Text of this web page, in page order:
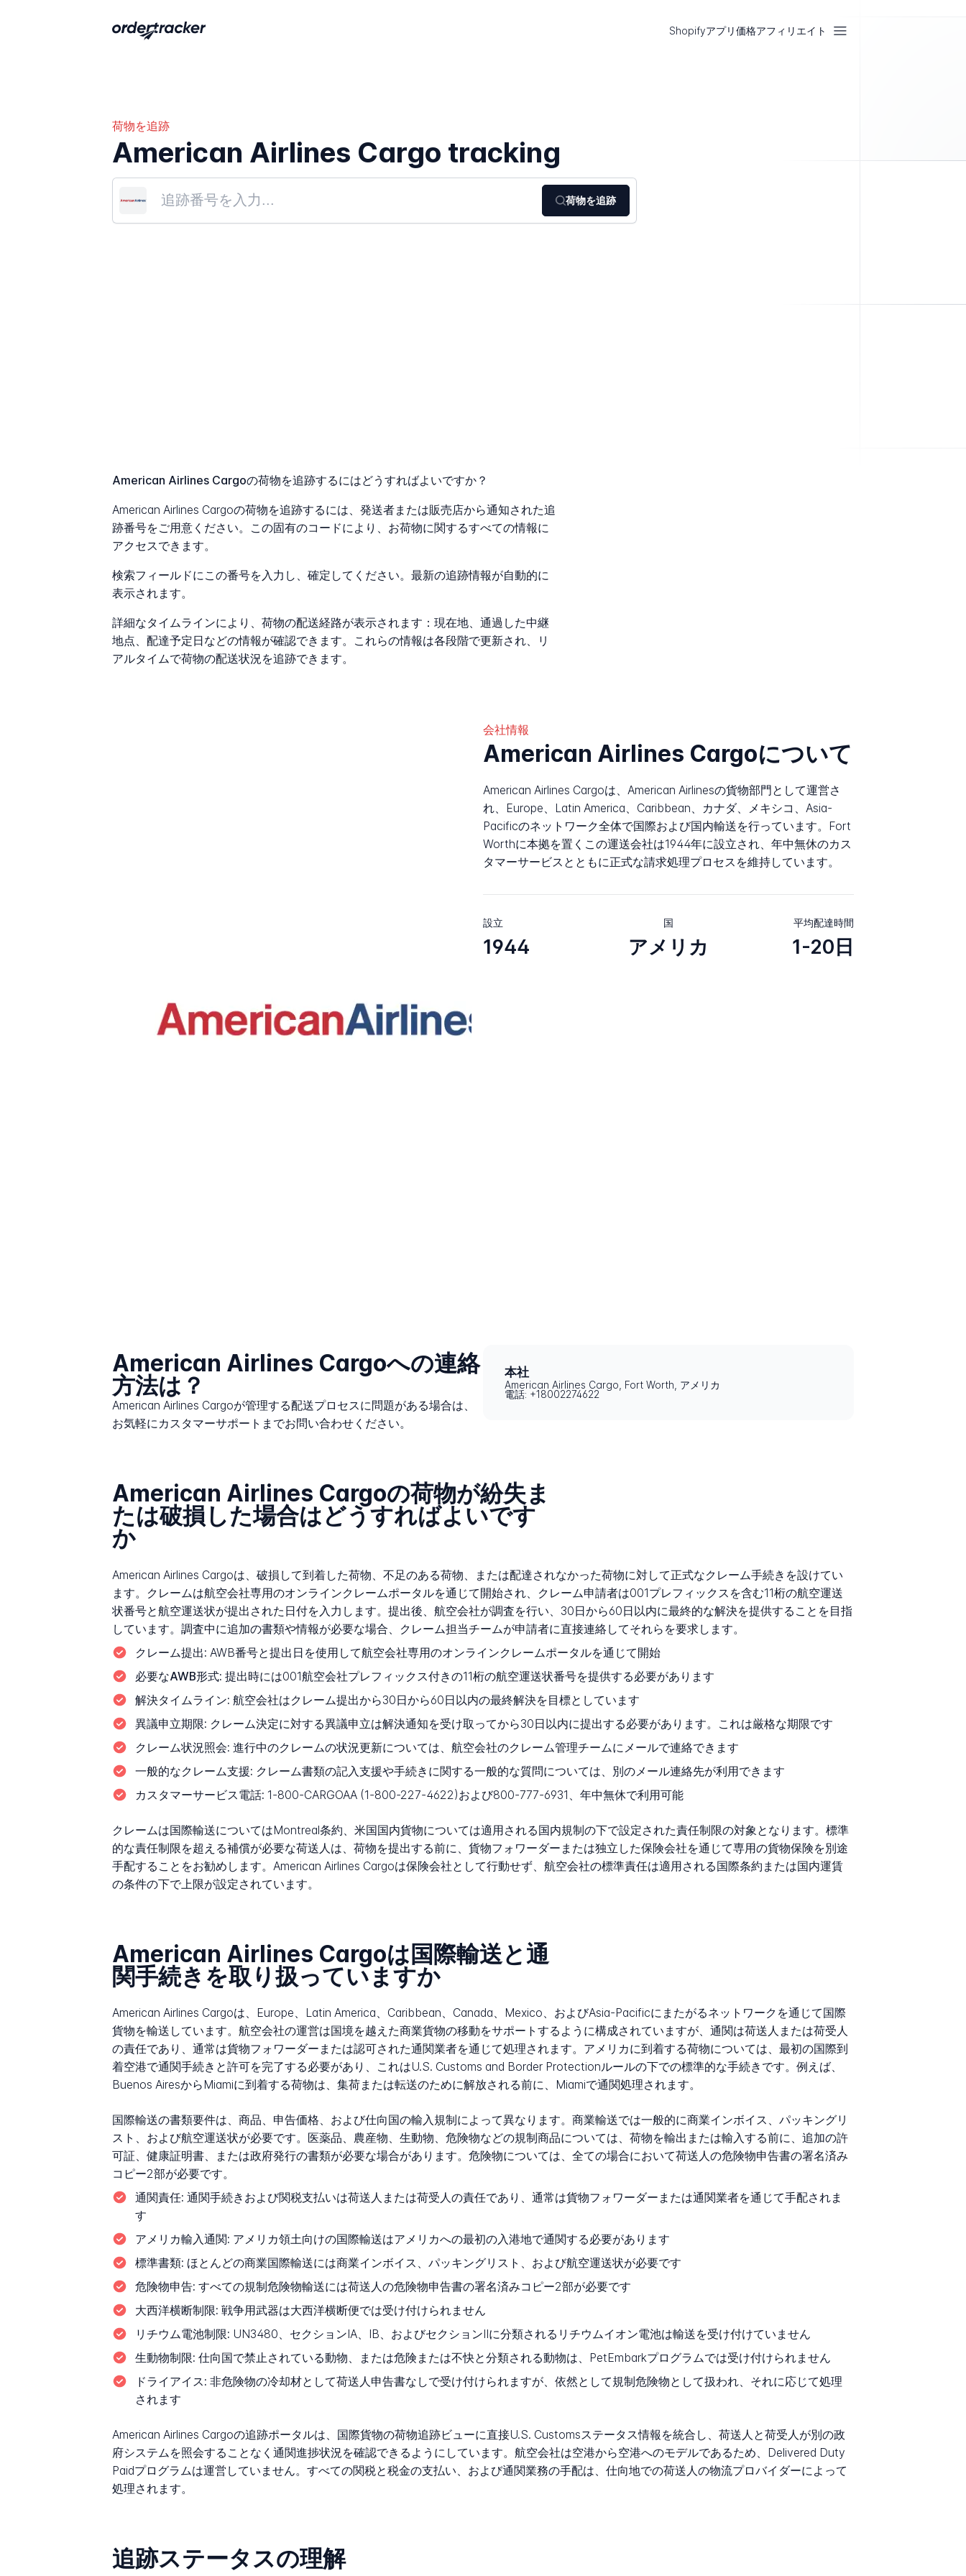
Shopifyアプリ価格アフィリエイト
荷物を追跡
American Airlines Cargo tracking
荷物を追跡
American Airlines Cargoの荷物を追跡するにはどうすればよいですか？
American Airlines Cargoの荷物を追跡するには、発送者または販売店から通知された追
跡番号をご用意ください。この固有のコードにより、お荷物に関するすべての情報に
アクセスできます。
検索フィールドにこの番号を入力し、確定してください。最新の追跡情報が自動的に
表示されます。
詳細なタイムラインにより、荷物の配送経路が表示されます：現在地、通過した中継
地点、配達予定日などの情報が確認できます。これらの情報は各段階で更新され、リ
アルタイムで荷物の配送状況を追跡できます。
会社情報
American Airlines Cargoについて
American Airlines Cargoは、American Airlinesの貨物部門として運営さ
れ、Europe、Latin America、Caribbean、カナダ、メキシコ、Asia-
Pacificのネットワーク全体で国際および国内輸送を行っています。Fort
Worthに本拠を置くこの運送会社は1944年に設立され、年中無休のカス
タマーサービスとともに正式な請求処理プロセスを維持しています。
設立
1944
国
アメリカ
平均配達時間
1-20日
American Airlines Cargoへの連絡
方法は？
American Airlines Cargoが管理する配送プロセスに問題がある場合は、
お気軽にカスタマーサポートまでお問い合わせください。
本社
American Airlines Cargo, Fort Worth, アメリカ
電話: +18002274622
American Airlines Cargoの荷物が紛失ま
たは破損した場合はどうすればよいです
か
American Airlines Cargoは、破損して到着した荷物、不足のある荷物、または配達されなかった荷物に対して正式なクレーム手続きを設けてい
ます。クレームは航空会社専用のオンラインクレームポータルを通じて開始され、クレーム申請者は001プレフィックスを含む11桁の航空運送
状番号と航空運送状が提出された日付を入力します。提出後、航空会社が調査を行い、30日から60日以内に最終的な解決を提供することを目指
しています。調査中に追加の書類や情報が必要な場合、クレーム担当チームが申請者に直接連絡してそれらを要求します。
クレーム提出: AWB番号と提出日を使用して航空会社専用のオンラインクレームポータルを通じて開始
必要なAWB形式: 提出時には001航空会社プレフィックス付きの11桁の航空運送状番号を提供する必要があります
解決タイムライン: 航空会社はクレーム提出から30日から60日以内の最終解決を目標としています
異議申立期限: クレーム決定に対する異議申立は解決通知を受け取ってから30日以内に提出する必要があります。これは厳格な期限です
クレーム状況照会: 進行中のクレームの状況更新については、航空会社のクレーム管理チームにメールで連絡できます
一般的なクレーム支援: クレーム書類の記入支援や手続きに関する一般的な質問については、別のメール連絡先が利用できます
カスタマーサービス電話: 1-800-CARGOAA (1-800-227-4622)および800-777-6931、年中無休で利用可能
クレームは国際輸送についてはMontreal条約、米国国内貨物については適用される国内規制の下で設定された責任制限の対象となります。標準
的な責任制限を超える補償が必要な荷送人は、荷物を提出する前に、貨物フォワーダーまたは独立した保険会社を通じて専用の貨物保険を別途
手配することをお勧めします。American Airlines Cargoは保険会社として行動せず、航空会社の標準責任は適用される国際条約または国内運賃
の条件の下で上限が設定されています。
American Airlines Cargoは国際輸送と通
関手続きを取り扱っていますか
American Airlines Cargoは、Europe、Latin America、Caribbean、Canada、Mexico、およびAsia-Pacificにまたがるネットワークを通じて国際
貨物を輸送しています。航空会社の運営は国境を越えた商業貨物の移動をサポートするように構成されていますが、通関は荷送人または荷受人
の責任であり、通常は貨物フォワーダーまたは認可された通関業者を通じて処理されます。アメリカに到着する荷物については、最初の国際到
着空港で通関手続きと許可を完了する必要があり、これはU.S. Customs and Border Protectionルールの下での標準的な手続きです。例えば、
Buenos AiresからMiamiに到着する荷物は、集荷または転送のために解放される前に、Miamiで通関処理されます。
国際輸送の書類要件は、商品、申告価格、および仕向国の輸入規制によって異なります。商業輸送では一般的に商業インボイス、パッキングリ
スト、および航空運送状が必要です。医薬品、農産物、生動物、危険物などの規制商品については、荷物を輸出または輸入する前に、追加の許
可証、健康証明書、または政府発行の書類が必要な場合があります。危険物については、全ての場合において荷送人の危険物申告書の署名済み
コピー2部が必要です。
通関責任: 通関手続きおよび関税支払いは荷送人または荷受人の責任であり、通常は貨物フォワーダーまたは通関業者を通じて手配されま
す
アメリカ輸入通関: アメリカ領土向けの国際輸送はアメリカへの最初の入港地で通関する必要があります
標準書類: ほとんどの商業国際輸送には商業インボイス、パッキングリスト、および航空運送状が必要です
危険物申告: すべての規制危険物輸送には荷送人の危険物申告書の署名済みコピー2部が必要です
大西洋横断制限: 戦争用武器は大西洋横断便では受け付けられません
リチウム電池制限: UN3480、セクションIA、IB、およびセクションIIに分類されるリチウムイオン電池は輸送を受け付けていません
生動物制限: 仕向国で禁止されている動物、または危険または不快と分類される動物は、PetEmbarkプログラムでは受け付けられません
ドライアイス: 非危険物の冷却材として荷送人申告書なしで受け付けられますが、依然として規制危険物として扱われ、それに応じて処理
されます
American Airlines Cargoの追跡ポータルは、国際貨物の荷物追跡ビューに直接U.S. Customsステータス情報を統合し、荷送人と荷受人が別の政
府システムを照会することなく通関進捗状況を確認できるようにしています。航空会社は空港から空港へのモデルであるため、Delivered Duty
Paidプログラムは運営していません。すべての関税と税金の支払い、および通関業務の手配は、仕向地での荷送人の物流プロバイダーによって
処理されます。
追跡ステータスの理解